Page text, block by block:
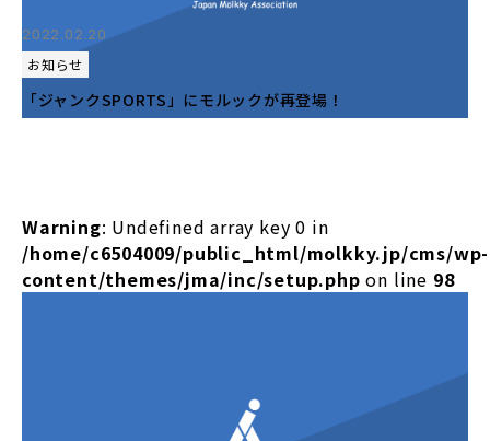
2022.02.20
お知らせ
「ジャンクSPORTS」にモルックが再登場！
Warning: Undefined array key 0 in
/home/c6504009/public_html/molkky.jp/cms/wp-
content/themes/jma/inc/setup.php on line 98